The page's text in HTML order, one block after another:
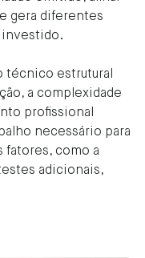
gera diferentes
investido.
técnico estrutural
a complexidade
profissional
necessário para
fatores, como a
adicionais,